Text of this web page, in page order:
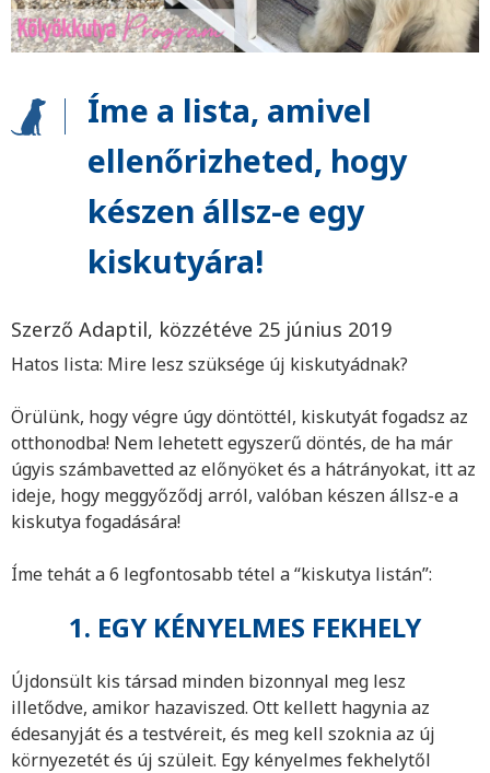
Íme a lista, amivel
ellenőrizheted, hogy
készen állsz-e egy
kiskutyára!
Szerző Adaptil, közzétéve 25 június 2019
Hatos lista: Mire lesz szüksége új kiskutyádnak?
Örülünk, hogy végre úgy döntöttél, kiskutyát fogadsz az
otthonodba! Nem lehetett egyszerű döntés, de ha már
úgyis számbavetted az előnyöket és a hátrányokat, itt az
ideje, hogy meggyőződj arról, valóban készen állsz-e a
kiskutya fogadására!
Íme tehát a 6 legfontosabb tétel a “kiskutya listán”:
1. EGY KÉNYELMES FEKHELY
Újdonsült kis társad minden bizonnyal meg lesz
illetődve, amikor hazaviszed. Ott kellett hagynia az
édesanyját és a testvéreit, és meg kell szoknia az új
környezetét és új szüleit. Egy kényelmes fekhelytől